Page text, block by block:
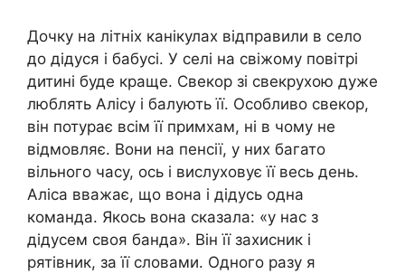
Дочку на літніх канікулах відправили в село
до дідуся і бабусі. У селі на свіжому повітрі
дитині буде краще. Свекор зі свекрухою дуже
люблять Алісу і балують її. Особливо свекор,
він потурає всім її примхам, ні в чому не
відмовляє. Вони на пенсії, у них багато
вільного часу, ось і вислуховує її весь день.
Аліса вважає, що вона і дідусь одна
команда. Якось вона сказала: «у нас з
дідусем своя банда». Він її захисник і
рятівник, за її словами. Одного разу я